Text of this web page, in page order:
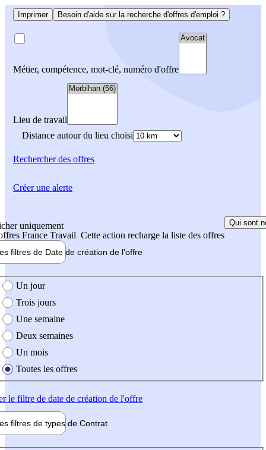
Imprimer Besoin d'aide sur la recherche d'offres d'emploi ?
Métier, compétence, mot-clé, numéro d'offre
Lieu de travail
Distance autour du lieu choisi
Rechercherdes offres
uniquement
France Travail Cette action recharge la liste des offres
Qui sont
filtres de Date de création de l'offre
création de l'offre
Un jour
Trois jours
Une semaine
Deux semaines
Un mois
Toutes les offres
le filtre de date de création de l'offre
filtres de types de Contrat
Créer une alerte